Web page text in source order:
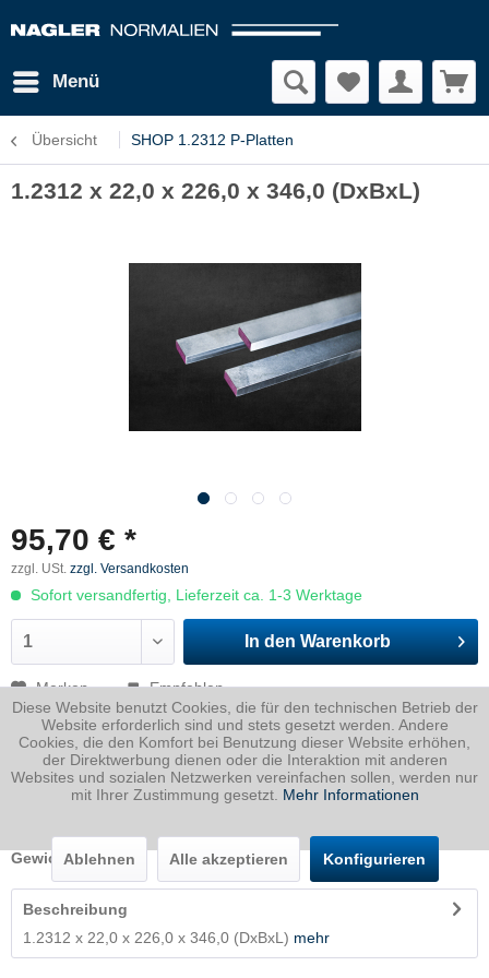
Menü
Übersicht SHOP 1.2312 P-Platten
1.2312 x 22,0 x 226,0 x 346,0 (DxBxL)
95,70 € *
zzgl. USt. zzgl. Versandkosten
Sofort versandfertig, Lieferzeit ca. 1-3 Werktage
In den Warenkorb
Merken Empfehlen
Artikel-Nr.: 2312022022600346P
Dicke
22 mm
226 mm
Gewicht 13.5Kg
Beschreibung
1.2312 x 22,0 x 226,0 x 346,0 (DxBxL) mehr
Diese Website benutzt Cookies, die für den technischen Betrieb der
Website erforderlich sind und stets gesetzt werden. Andere
Cookies, die den Komfort bei Benutzung dieser Website erhöhen,
der Direktwerbung dienen oder die Interaktion mit anderen
Websites und sozialen Netzwerken vereinfachen sollen, werden nur
mit Ihrer Zustimmung gesetzt. Mehr Informationen
Ablehnen Alle akzeptieren Konfigurieren